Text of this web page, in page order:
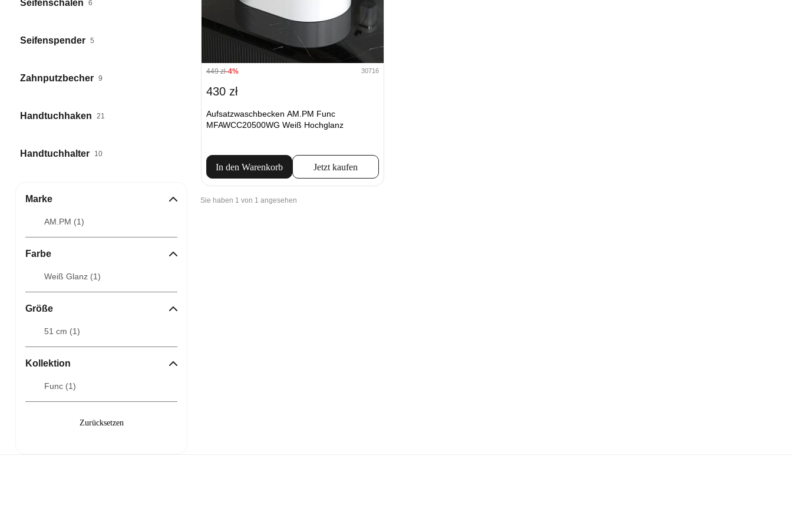
Seifenschalen 6
Seifenspender 5
Zahnputzbecher 9
Handtuchhaken 21
Handtuchhalter 10
Marke
AM.PM (1)
Farbe
Weiß Glanz (1)
Größe
51 cm (1)
Kollektion
Func (1)
449 zł-4% 30716
430 zł
Aufsatzwaschbecken AM.PM Func
MFAWCC20500WG Weiß Hochglanz
In den Warenkorb Jetzt kaufen
Sie haben 1 von 1 angesehen